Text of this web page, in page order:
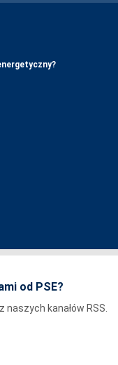
od PSE?
kanałów RSS.